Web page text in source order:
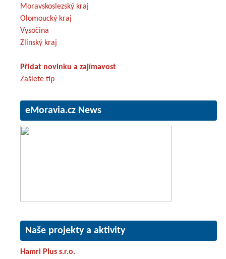
Moravskoslezský kraj
Olomoucký kraj
Vysočina
Zlínský kraj
Přidat novinku a zajímavost
Zašlete tip
eMoravia.cz News
Naše projekty a aktivity
Hamri Plus s.r.o.